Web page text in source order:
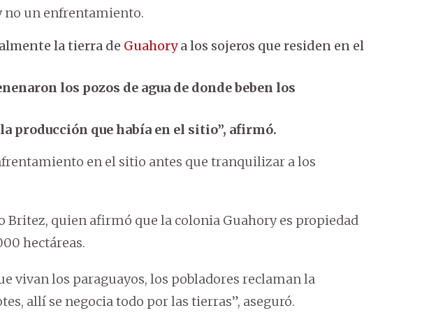
no un enfrentamiento.
la tierra de Guahorya los sojeros que residen en el
los pozos de agua de donde beben los
producción que había en el sitio”, afirmó.
en el sitio antes que tranquilizar a los
Britez, quien afirmó que la colonia Guahory es propiedad
hectáreas.
vivan los paraguayos, los pobladores reclaman la
allí se negocia todo por las tierras”, aseguró.